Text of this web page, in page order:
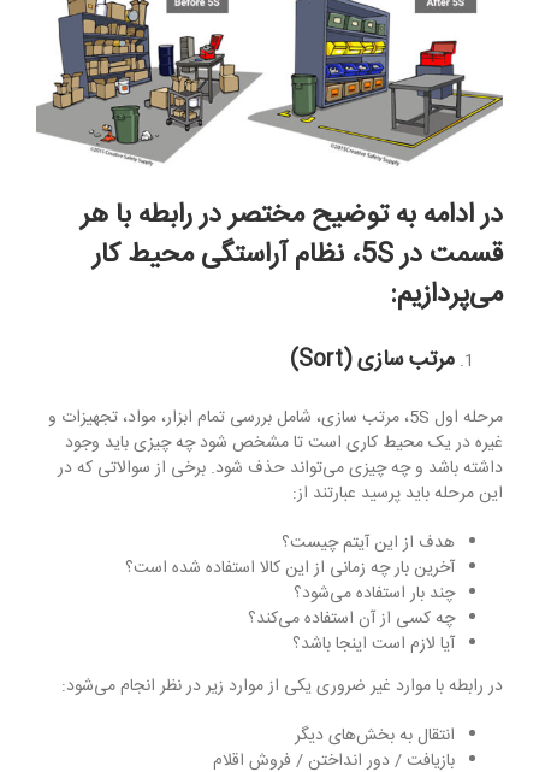
در ادامه به توضیح مختصر در رابطه با هر
قسمت
در 5S، نظام آراستگی محیط کار
می‌پردازیم:
مرتب سازی (Sort
)
مرحله اول 5S، مرتب سازی، شامل بررسی تمام ابزار، مواد، تجهیزات و
غیره در یک محیط کاری است تا مشخص شود چه چیزی باید وجود
داشته باشد و چه چیزی می‌تواند حذف شود. برخی از سوالاتی که در
این مرحله باید پرسید عبارتند از:
هدف از این آیتم چیست؟
آخرین بار چه زمانی از این کالا استفاده شده است؟
چند بار استفاده می‌شود؟
چه کسی از آن استفاده می‌کند؟
آیا لازم است اینجا باشد؟
در رابطه با موارد غیر ضروری یکی از موارد زیر در نظر انجام می‌شود:
انتقال به بخش‌های دیگر
بازیافت / دور انداختن / فروش اقلام